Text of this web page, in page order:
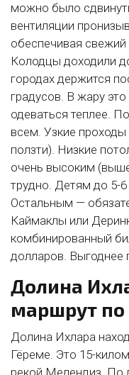
можно было
вентиляции
обеспечивая
Колодцы доходили
городах держится
градусов. В жару
одеваться теплее.
всем. Узкие проходы
ползти). Низкие
очень высоким
трудно. Детям до 5-
Остальным —
Каймаклы или
комбинированный
долларов. Выгоднее
Долина
маршрут по
Долина Ихлара
Гёреме. Это 15-